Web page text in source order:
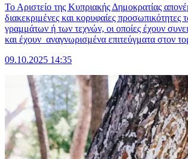
Το Αριστείο της Κυπριακής Δημοκρατίας
διακεκριμένες και κορυφαίες
γραμμάτων ή των τεχνών, οι οποίες έχουν
και έχουν αναγνωρισμένα επιτεύγματα στον
09.10.2025 14:35